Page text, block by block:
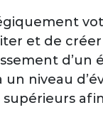
et de
un niveau
supérieurs